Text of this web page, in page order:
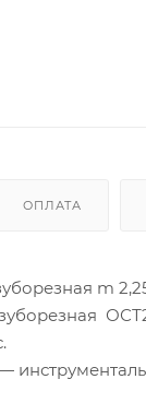
ОПЛАТА
m